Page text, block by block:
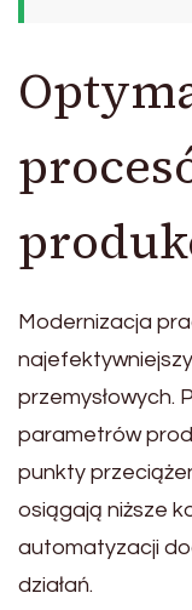
Modernizacja
przemysłowych.
parametrów
punkty
osiągają niższe
automatyzacji
działań.